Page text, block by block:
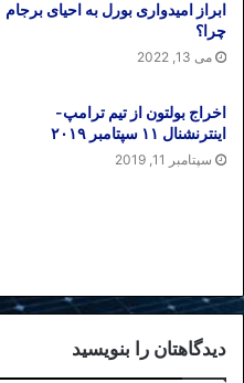
ابراز امیدواری بورل به احیای برجام
چرا؟
می 13, 2022
اخراج بولتون از تیم ترامپ-
اینترنشنال ۱۱ سپتامبر ۲۰۱۹
سپتامبر 11, 2019
دیدگاهتان را بنویسید